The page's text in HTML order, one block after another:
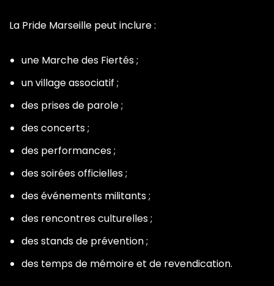
La Pride Marseille peut inclure :
une Marche des Fiertés ;
un village associatif ;
des prises de parole ;
des concerts ;
des performances ;
des soirées officielles ;
des événements militants ;
des rencontres culturelles ;
des stands de prévention ;
des temps de mémoire et de revendication.